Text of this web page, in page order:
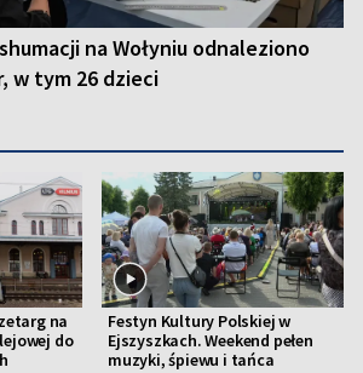
na Wołyniu odnaleziono
w tym 26 dzieci
na
do
Festyn Kultury Polskiej w
Ejszyszkach. Weekend pełen
muzyki, śpiewu i tańca